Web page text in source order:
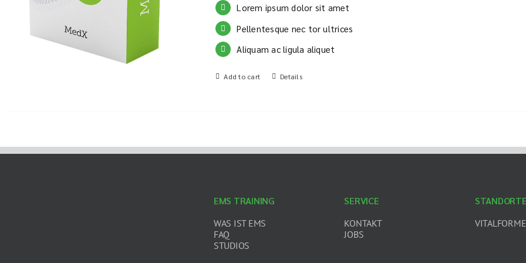
Lorem ipsum dolor sit amet
Pellentesque nec tor ultrices
Aliquam ac ligula aliquet
Add to cart Details
EMS TRAINING
WAS IST EMS
FAQ
STUDIOS
SERVICE
KONTAKT
JOBS
STANDORTE